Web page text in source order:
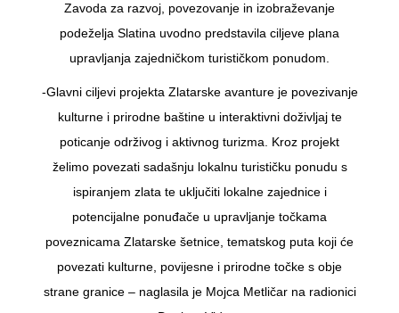
Zavoda za razvoj, povezovanje in izobraževanje
podeželja Slatina uvodno predstavila ciljeve plana
upravljanja zajedničkom turističkom ponudom.
-Glavni ciljevi projekta Zlatarske avanture je povezivanje
kulturne i prirodne baštine u interaktivni doživljaj te
poticanje održivog i aktivnog turizma. Kroz projekt
želimo povezati sadašnju lokalnu turističku ponudu s
ispiranjem zlata te uključiti lokalne zajednice i
potencijalne ponuđače u upravljanje točkama
poveznicama Zlatarske šetnice, tematskog puta koji će
povezati kulturne, povijesne i prirodne točke s obje
strane granice – naglasila je Mojca Metličar na radionici